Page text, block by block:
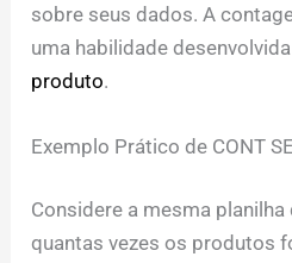
sobre seus dados. A
uma habilidade
produto.
Exemplo Prático de CONT SE
Considere a mesma
quantas vezes os produtos